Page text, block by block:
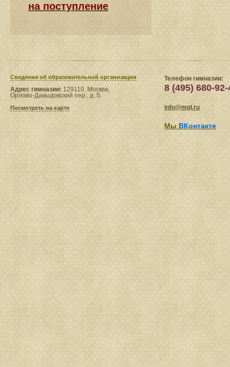
на поступление
Сведения​ об образовательной организации
Адрес гимназии: 129110, Москва,
Орлово-Давыдовский пер., д. 5.
Посмотреть на карте
Телефон гимназии:
8 (495) 680-92-
info@mgl.ru
Мы ВКонтакте